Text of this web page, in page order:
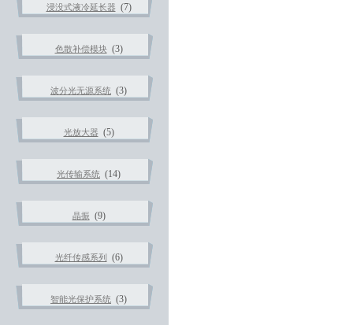
浸没式液冷延长器 (7)
色散补偿模块(3)
波分光无源系统 (3)
光放大器 (5)
光传输系统 (14)
晶振 (9)
光纤传感系列 (6)
智能光保护系统 (3)